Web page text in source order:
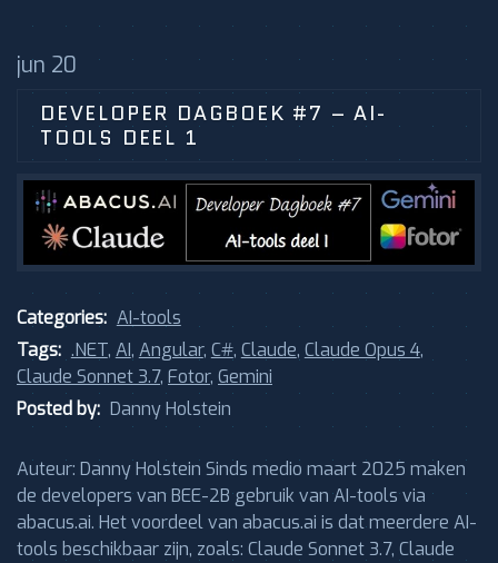
jun 20
DEVELOPER DAGBOEK #7 – AI-
TOOLS DEEL 1
Categories: AI-tools
Tags: .NET, AI, Angular, C#, Claude, Claude Opus 4,
Claude Sonnet 3.7, Fotor, Gemini
Posted by: Danny Holstein
Auteur: Danny Holstein Sinds medio maart 2025 maken
de developers van BEE-2B gebruik van AI-tools via
abacus.ai. Het voordeel van abacus.ai is dat meerdere AI-
tools beschikbaar zijn, zoals: Claude Sonnet 3.7, Claude